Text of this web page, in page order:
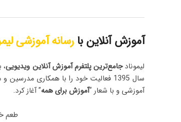
آموزش آنلاین بارسانه آموزشی
لیمونادجامع‌ترین پلتفرم‌ آموزش آنلاین ویدیویی،
سال 1395 فعالیت خود را با همکاری
آموزشی و با شعار “آموزش برای همه” آغاز کرد.
طعم